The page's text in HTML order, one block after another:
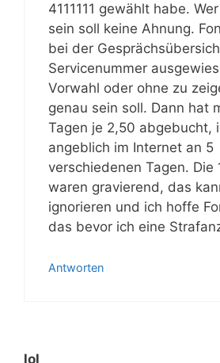
4111111 gewählt habe.
sein soll keine Ahnung.
bei der
Servicenummer
Vorwahl oder ohne zu
genau sein soll. Dann hat
Tagen je 2,50 abgebucht,
angeblich im Internet an 5
verschiedenen Tagen. Die
waren gravierend, das
ignorieren und ich hoffe
das bevor ich eine
Antworten
lol